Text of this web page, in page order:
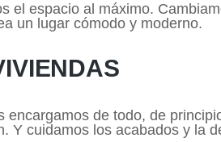
el espacio al máximo.
un lugar cómodo y moderno.
de todo, de
Y cuidamos los acabados y la